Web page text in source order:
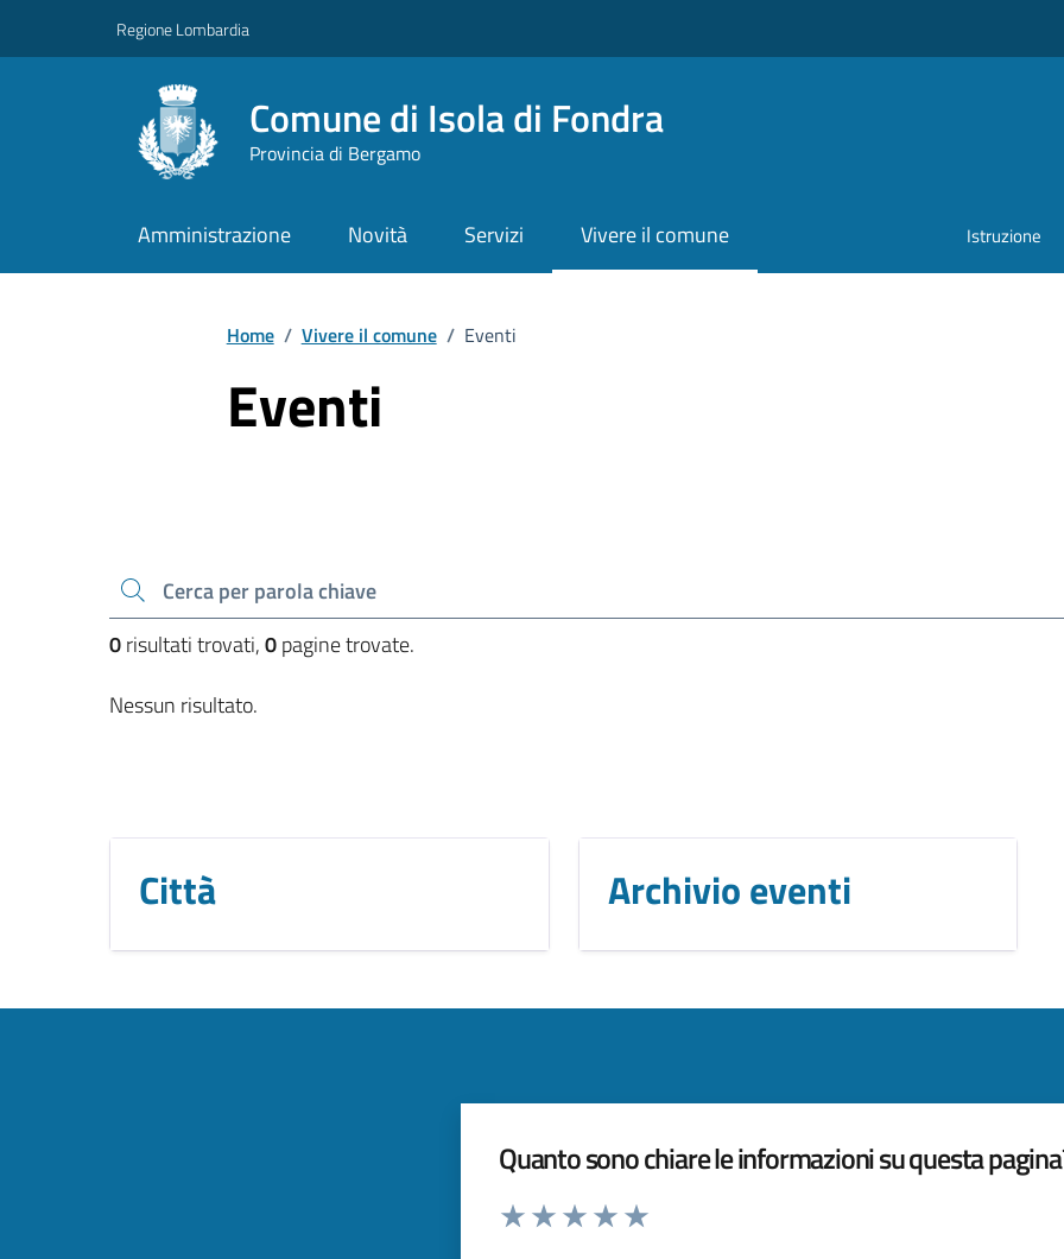
Regione Lombardia
Comune di Isola di Fondra
Provincia di Bergamo
Amministrazione Novità Servizi Vivere il comune Istruzione
Home / Vivere il comune / Eventi
Eventi
Cerca una parola chiave
0risultati trovati,0pagine trovate.
Nessun risultato.
Città Archivio eventi
Quanto sono chiare le informazioni su questa
Valuta da 1 a 5 stelle la pagina